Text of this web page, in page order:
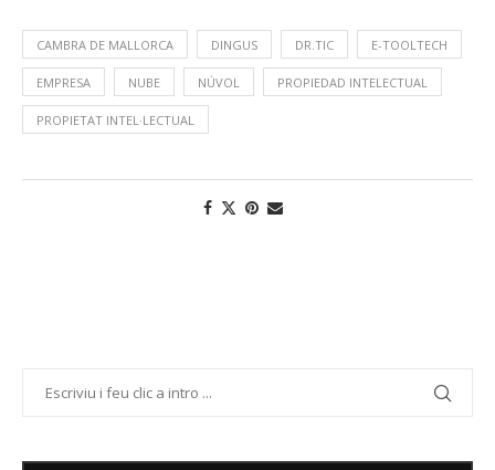
CAMBRA DE MALLORCA DINGUS DR.TIC E-TOOLTECH
EMPRESA NUBE NÚVOL PROPIEDAD INTELECTUAL
PROPIETAT INTEL·LECTUAL